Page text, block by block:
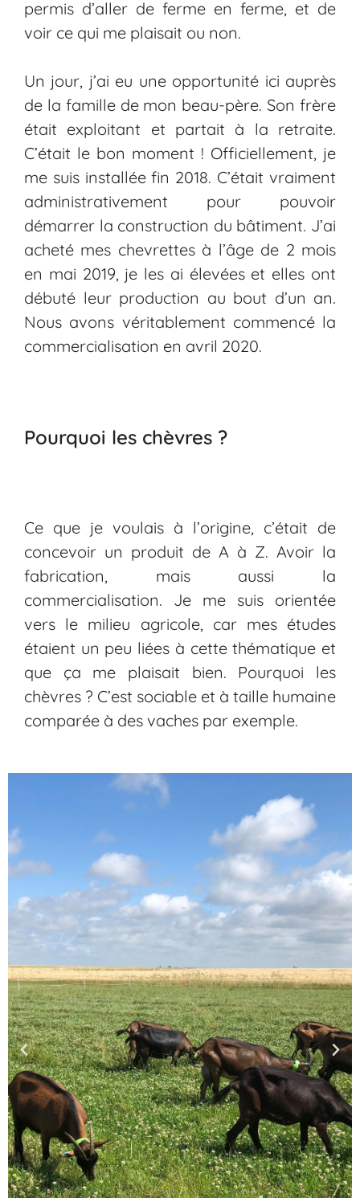
permis d’aller de ferme en ferme, et de
voir ce qui me plaisait ou non.
Un jour, j’ai eu une opportunité ici auprès
de la famille de mon beau-père. Son frère
était exploitant et partait à la retraite.
C’était le bon moment ! Officiellement, je
me suis installée fin 2018. C’était vraiment
administrativement pour pouvoir
démarrer la construction du bâtiment. J’ai
acheté mes chevrettes à l’âge de 2 mois
en mai 2019, je les ai élevées et elles ont
débuté leur production au bout d’un an.
Nous avons véritablement commencé la
commercialisation en avril 2020.
Pourquoi les chèvres ?
Ce que je voulais à l’origine, c’était de
concevoir un produit de A à Z. Avoir la
fabrication, mais aussi la
commercialisation. Je me suis orientée
vers le milieu agricole, car mes études
étaient un peu liées à cette thématique et
que ça me plaisait bien. Pourquoi les
chèvres ? C’est sociable et à taille humaine
comparée à des vaches par exemple.